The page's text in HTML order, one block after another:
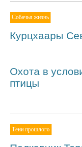
Собачья жизнь
Курцхаары
Охота в
птицы
Тени прошлого